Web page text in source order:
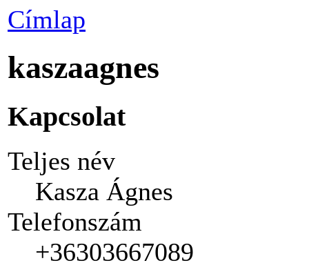
Címlap
kaszaagnes
Kapcsolat
Teljes név
Kasza Ágnes
Telefonszám
+36303667089